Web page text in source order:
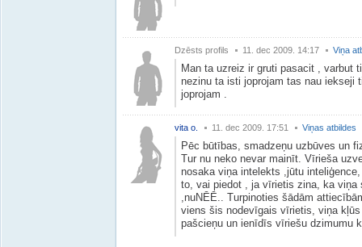
Dzēsts profils 11. dec 2009. 14:17 Viņa
Man ta uzreiz ir gruti pasacit , varbut
nezinu ta isti joprojam tas nau iekseji
joprojam .
vita o. 11. dec 2009. 17:51 Viņas atbildes
Pēc būtības, smadzeņu uzbūves un
Tur nu neko nevar mainīt. Vīrieša
nosaka viņa intelekts ,jūtu
to, vai piedot , ja vīrietis zina, ka
,nuNĒĒ.. Turpinoties šādām
viens šis nodevīgais vīrietis, viņa
pašcieņu un ienīdīs vīriešu dzimumu